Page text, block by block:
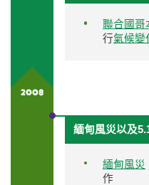
聯合國哥
行氣候變
2008
緬甸風災以及
緬甸風災
作